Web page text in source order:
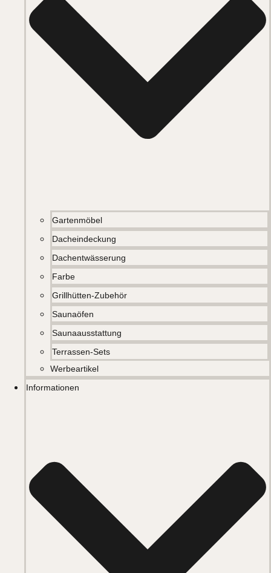
Gartenmöbel
Dacheindeckung
Dachentwässerung
Farbe
Grillhütten-Zubehör
Saunaöfen
Saunaausstattung
Terrassen-Sets
Werbeartikel
Informationen